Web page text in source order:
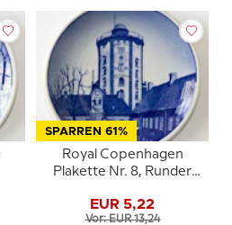
SPARREN 61%
Royal Copenhagen
Plakette Nr. 8, Runder
EUR 5,22
Vor: EUR 13,24